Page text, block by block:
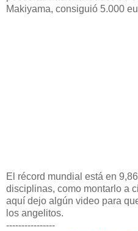
Makiyama, consiguió 5.000
El récord mundial está en
disciplinas, como montarlo a
aquí dejo algún video para
los angelitos.
----------------